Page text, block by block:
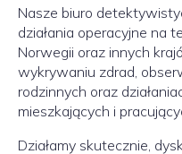
Nasze biuro
działania operacyjne na
Norwegii oraz innych
wykrywaniu zdrad,
rodzinnych oraz
mieszkających i
Działamy skutecznie,